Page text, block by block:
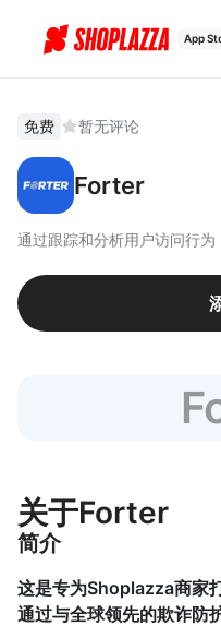
App
免费 暂无评论
Forter
通过跟踪和分析用户访问行
关于Forter
简介
这是专为Shoplazza商家
通过与全球领先的欺诈防